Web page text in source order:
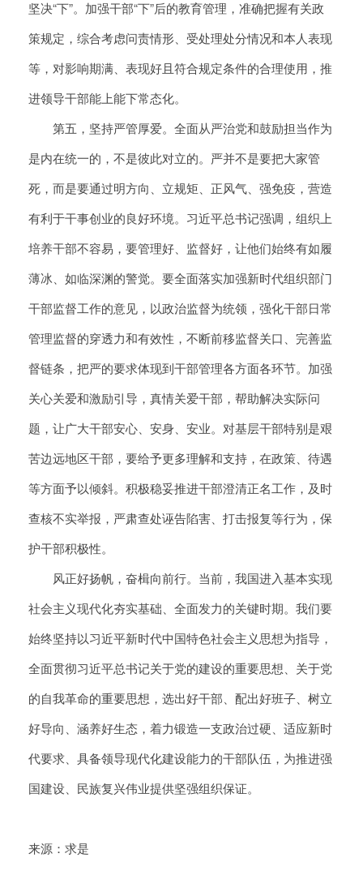
坚决“下”。加强干部“下”后的教育管理，准确把握有关政
策规定，综合考虑问责情形、受处理处分情况和本人表现
等，对影响期满、表现好且符合规定条件的合理使用，推
进领导干部能上能下常态化。
第五，坚持严管厚爱。全面从严治党和鼓励担当作为
是内在统一的，不是彼此对立的。严并不是要把大家管
死，而是要通过明方向、立规矩、正风气、强免疫，营造
有利于干事创业的良好环境。习近平总书记强调，组织上
培养干部不容易，要管理好、监督好，让他们始终有如履
薄冰、如临深渊的警觉。要全面落实加强新时代组织部门
干部监督工作的意见，以政治监督为统领，强化干部日常
管理监督的穿透力和有效性，不断前移监督关口、完善监
督链条，把严的要求体现到干部管理各方面各环节。加强
关心关爱和激励引导，真情关爱干部，帮助解决实际问
题，让广大干部安心、安身、安业。对基层干部特别是艰
苦边远地区干部，要给予更多理解和支持，在政策、待遇
等方面予以倾斜。积极稳妥推进干部澄清正名工作，及时
查核不实举报，严肃查处诬告陷害、打击报复等行为，保
护干部积极性。
风正好扬帆，奋楫向前行。当前，我国进入基本实现
社会主义现代化夯实基础、全面发力的关键时期。我们要
始终坚持以习近平新时代中国特色社会主义思想为指导，
全面贯彻习近平总书记关于党的建设的重要思想、关于党
的自我革命的重要思想，选出好干部、配出好班子、树立
好导向、涵养好生态，着力锻造一支政治过硬、适应新时
代要求、具备领导现代化建设能力的干部队伍，为推进强
国建设、民族复兴伟业提供坚强组织保证。
来源：求是